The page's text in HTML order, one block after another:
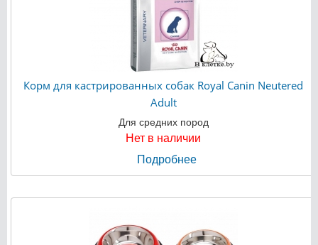
Корм для кастрированных собак Royal Canin Neutered
Adult
Для средних пород
Нет в наличии
Подробнее